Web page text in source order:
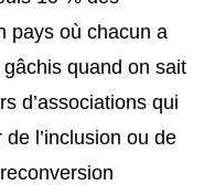
pays où chacun a
quand on sait
d’associations qui
l’inclusion ou de